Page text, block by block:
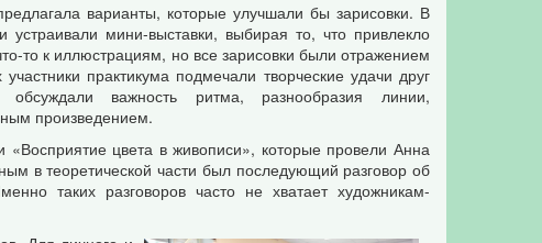
варианты, которые улучшали бы зарисовки. В
мини-выставки, выбирая то, что привлекло
то к иллюстрациям, но все зарисовки были отражением
практикума подмечали творческие удачи друг
обсуждали важность ритма, разнообразия линии,
произведением.
цвета в живописи», которые провели Анна
в теоретической части был последующий разговор об
таких разговоров часто не хватает художникам-